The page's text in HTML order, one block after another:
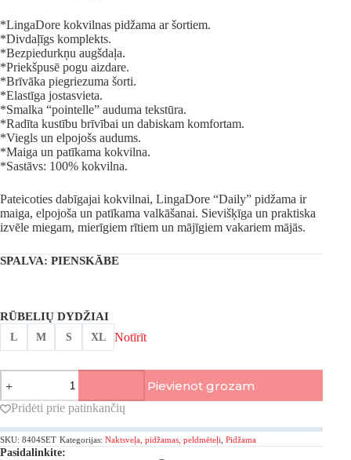
*LingaDore kokvilnas pidžama ar šortiem.
*Divdaļīgs komplekts.
*Bezpiedurkņu augšdaļa.
*Priekšpusē pogu aizdare.
*Brīvāka piegriezuma šorti.
*Elastīga jostasvieta.
*Smalka “pointelle” auduma tekstūra.
*Radīta kustību brīvībai un dabiskam komfortam.
*Viegls un elpojošs audums.
*Maiga un patīkama kokvilna.
*Sastāvs: 100% kokvilna.
Pateicoties dabīgajai kokvilnai, LingaDore “Daily” pidžama ir
maiga, elpojoša un patīkama valkāšanai. Sievišķīga un praktiska
izvēle miegam, mierīgiem rītiem un mājīgiem vakariem mājās.
SPALVA: PIENSKĀBE
RŪBELIŲ DYDŽIAI
L M S XL Notīrīt
LingaDore,
Daily
pidžama
ar
šortiem
daudzums
Pievienot grozam
Pridėti prie patinkančių
SKU: 8404SET Kategorijas: Naktsveļa, pidžamas, peldmēteļi Pidžama
Pasidalinkite: